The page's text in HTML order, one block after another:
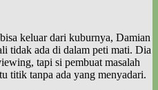
keluar dari kuburnya, Damian
tidak ada di dalam peti mati. Dia
tapi si pembuat masalah
titik tanpa ada yang menyadari.